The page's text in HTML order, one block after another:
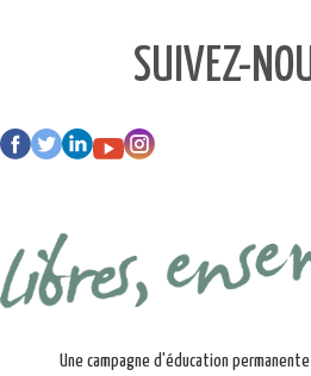
SUIVEZ-
Une campagne d'éducation